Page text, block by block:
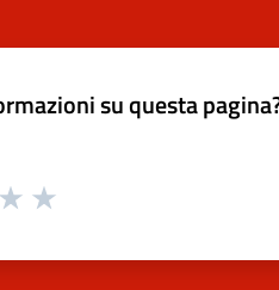
su questa